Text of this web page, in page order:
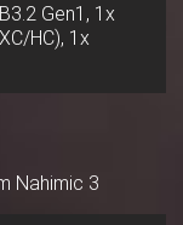
Gen1, 1x
HC), 1x
Nahimic 3